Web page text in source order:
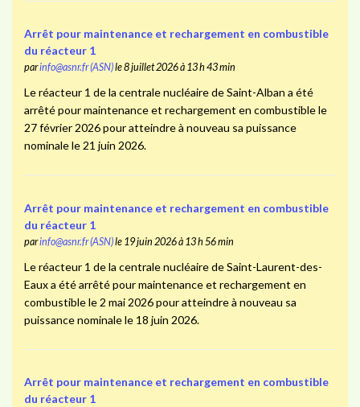
Arrêt pour maintenance et rechargement en combustible
du réacteur 1
parinfo@asnr.fr (ASN)le 8 juillet 2026 à 13 h 43 min
Le réacteur 1 de la centrale nucléaire de Saint-Alban a été
arrêté pour maintenance et rechargement en combustible le
27 février 2026 pour atteindre à nouveau sa puissance
nominale le 21 juin 2026.
Arrêt pour maintenance et rechargement en combustible
du réacteur 1
parinfo@asnr.fr (ASN)le 19 juin 2026 à 13 h 56 min
Le réacteur 1 de la centrale nucléaire de Saint-Laurent-des-
Eaux a été arrêté pour maintenance et rechargement en
combustible le 2 mai 2026 pour atteindre à nouveau sa
puissance nominale le 18 juin 2026.
Arrêt pour maintenance et rechargement en combustible
du réacteur 1